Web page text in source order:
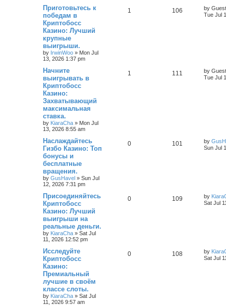
Приготовьтесь к
победам в
Криптобосс
Казино: Лучший
крупные
выигрыши.
by IrwinWoo » Mon Jul
13, 2026 1:37 pm
1 106 by Guest
Tue Jul
Начните
выигрывать в
Криптобосс
Казино:
Захватывающий
максимальная
ставка.
by KiaraCha » Mon Jul
13, 2026 8:55 am
1 111 by Guest
Tue Jul
Наслаждайтесь
Гизбо Казино: Топ
бонусы и
бесплатные
вращения.
by GusHavel » Sun Jul
12, 2026 7:31 pm
0 101 by
Sun Jul
Присоединяйтесь
Криптобосс
Казино: Лучший
выигрыши на
реальные деньги.
by KiaraCha » Sat Jul
11, 2026 12:52 pm
0 109 by
Sat Jul
Исследуйте
Криптобосс
Казино:
Премиальный
лучшие в своём
классе слоты.
by KiaraCha » Sat Jul
11, 2026 9:57 am
0 108 by
Sat Jul